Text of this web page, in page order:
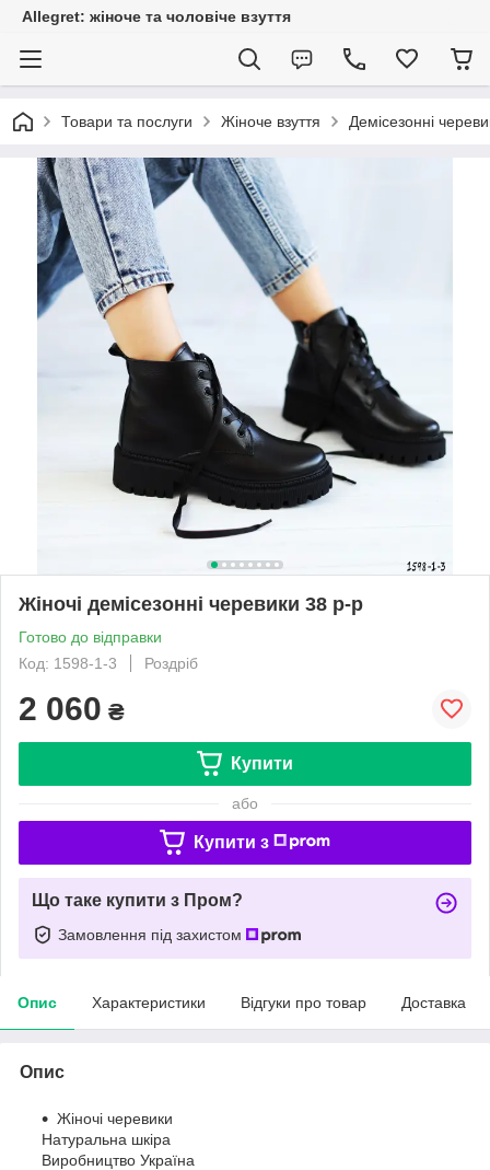
Allegret: жіноче та чоловіче взуття
Товари та послуги Жіноче взуття Демісезонні
Жіночі демісезонні черевики 38 р-р
Готово до відправки
Код: 1598-1-3
Роздріб
2 060 ₴
Купити
або
Купити з
Що таке купити з Пром?
Замовлення під захистом
Опис Характеристики Відгуки про товар Доставка
Опис
Жіночі черевики
Натуральна шкіра
Виробництво Україна